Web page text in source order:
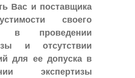
Вас и поставщика
своего
в проведении
и отсутствии
для ее допуска в
экспертизы